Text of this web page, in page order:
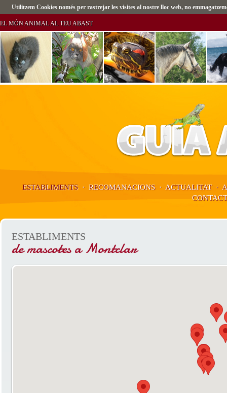
Utilitzem Cookies només per rastrejar les visites al nostre lloc web, no
EL MÓN ANIMAL AL TEU ABAST
ESTABLIMENTS· RECOMANACIONS· ACTUALITAT·
ESTABLIMENTS
de mascotes a Montclar